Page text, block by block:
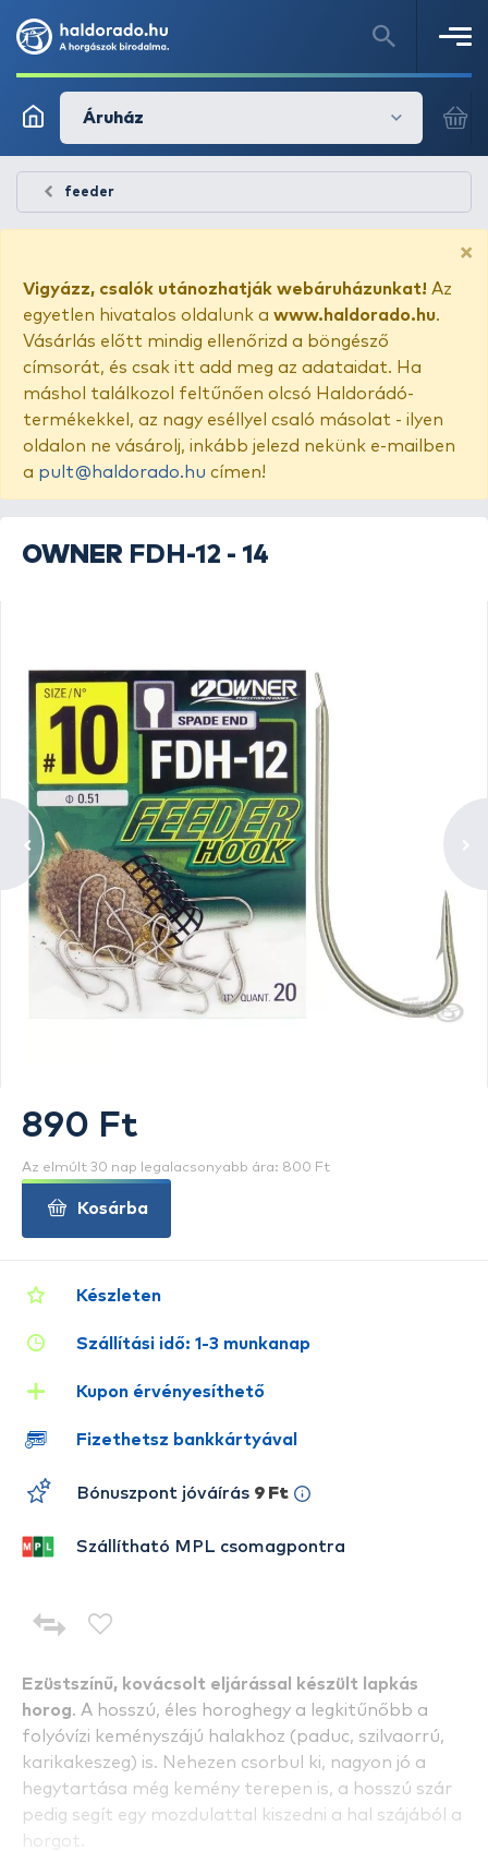
Áruház
feeder
×
Vigyázz, csalók utánozhatják webáruházunkat! Az
egyetlen hivatalos oldalunk a www.haldorado.hu.
Vásárlás előtt mindig ellenőrizd a böngésző
címsorát, és csak itt add meg az adataidat. Ha
máshol találkozol feltűnően olcsó Haldorádó-
termékekkel, az nagy eséllyel csaló másolat - ilyen
oldalon ne vásárolj, inkább jelezd nekünk e-mailben
a pult@haldorado.hu címen!
OWNER FDH-12 - 14
Ezüstszínű, kovácsolt eljárással készült lapkás
horog. A hosszú, éles horoghegy a legkitűnőbb a
folyóvízi keményszájú halakhoz (paduc, szilvaorrú,
karikakeszeg) is. Nehezen csorbul ki, nagyon jó a
hegytartása még kemény terepen is, a hosszú szár
pedig segít egy mozdulattal kiszedni a hal szájából a
horgot.
Készleten
Szállítási idő: 1-3 munkanap
Kupon érvényesíthető
Fizethetsz bankkártyával
Bónuszpont jóváírás 9 Ft
Szállítható MPL csomagpontra
890 Ft
Az elmúlt 30 nap legalacsonyabb ára: 800 Ft
Kosárba